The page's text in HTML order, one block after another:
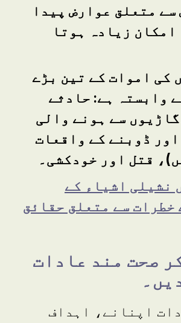
سے متعلق عوارض پیدا
امکان زیادہ ہوتا
کی اموات کے تین بڑے
وابستہ ہے:حادثے
سے ہونے والی
اور ڈوبنے کے واقعات
)، قتل اور خودکشی۔
نشیلی اشیاء کے
خطرات سے متعلق حقائق
صحت مند عادات
اپنانے، اہداف